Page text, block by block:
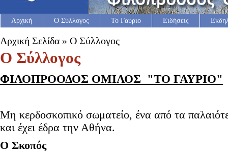
Αρχική Ο Σύλλογος Το Γαύριο Ειδήσεις
Αρχική Σελίδα » Ο Σύλλογος
Ο Σύλλογος
ΦΙΛΟΠΡΟΟΔΟΣ ΟΜΙΛΟΣ "ΤΟ ΓΑΥΡΙΟ"
Μη κερδοσκοπικό σωματείο, ένα από τα
και έχει έδρα την Αθήνα.
Ο Σκοπός